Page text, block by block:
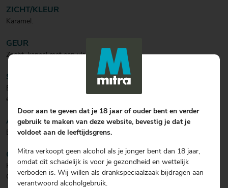
ZICHT/KLEUR
Karamel.
GEUR
Zacht, kaneel met een vleugje van vanille.
SMAAK
Een zachte likeur op basis van karamel, kaneel en een vleugje vanille
en amandel.
AFDRONK
Een volle en zachte afdronk.
COCKTAIL
Heerlijk over vanille roomijs en een toef slagroom of schenk 20ml 't
Gilleske in een glas en vul aan met Prosecco.
Door aan te geven dat je 18 jaar of ouder bent en verder
gebruik te maken van deze website, bevestig je dat je
voldoet aan de leeftijdsgrens.
Mitra verkoopt geen alcohol als je jonger bent dan 18 jaar,
omdat dit schadelijk is voor je gezondheid en wettelijk
verboden is. Wij willen als drankspeciaalzaak bijdragen aan
verantwoord alcoholgebruik.